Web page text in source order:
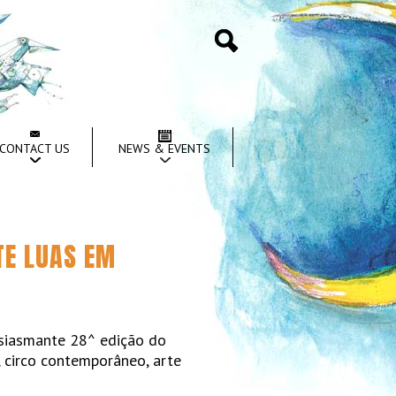
CONTACT US NEWS & EVENTS
Search
LUAS EM
28^ edição do
contemporâneo, arte